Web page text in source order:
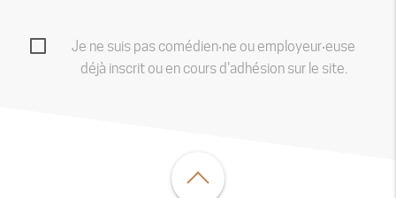
Je ne suis pas comédien‧ne ou employeur‧euse
déjà inscrit ou en cours d'adhésion sur le site.